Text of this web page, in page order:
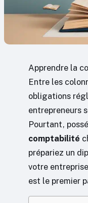
Apprendre la
Entre les
obligations
entrepreneurs
Pourtant,
comptabilité
prépariez un
votre
est le premier